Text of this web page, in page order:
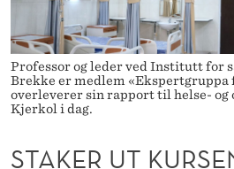
R
U
T
U
D
M
E
N
Y
E
D
E
T
Ekspertutvalg
Om Bulletin
Professor og leder ved Institutt for
Brekke er medlem «Ekspertgruppa
overleverer sin rapport til helse-
Kjerkol i dag.
STAKER UT